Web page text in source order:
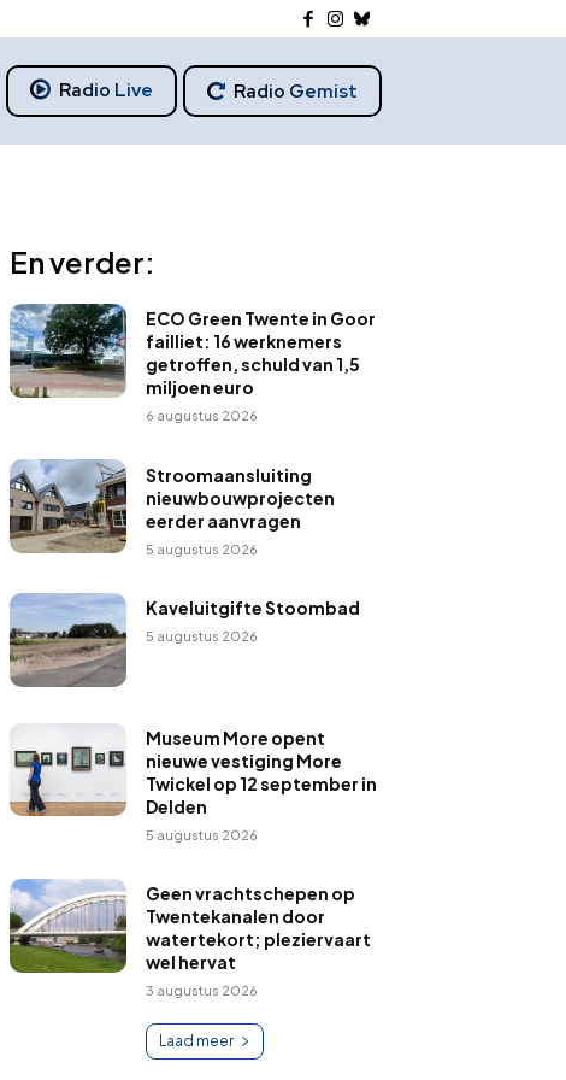
Radio Live Radio Gemist
En verder:
ECO Green Twente in Goor
failliet: 16 werknemers
getroffen, schuld van 1,5
miljoen euro
6 augustus 2026
Stroomaansluiting
nieuwbouwprojecten
eerder aanvragen
5 augustus 2026
Kaveluitgifte Stoombad
5 augustus 2026
Museum More opent
nieuwe vestiging More
Twickel op 12 september in
Delden
5 augustus 2026
Geen vrachtschepen op
Twentekanalen door
watertekort; pleziervaart
wel hervat
3 augustus 2026
Laad meer